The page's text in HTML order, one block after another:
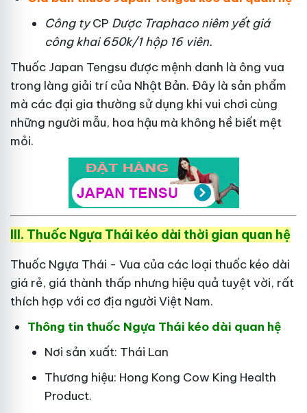
Công tyCP Dược Traphaconiêm yết giá
công khai 650k/1 hộp 16 viên.
Thuốc Japan Tengsu được mệnh danh là ông vua
trong làng giải trí của Nhật Bản. Đây là sản phẩm
mà các đại gia thường sử dụng khi vui chơi cùng
những người mẫu, hoa hậu mà không hề biết mệt
mỏi.
III. Thuốc Ngựa Thái kéo dài thời gian quan hệ
Thuốc Ngựa Thái - Vua của các loại thuốc kéo dài
giá rẻ, giá thành thấp nhưng hiệu quả tuyệt vời, rất
thích hợp với cơ địa người Việt Nam.
Thông tin thuốc Ngựa Thái kéo dài quan hệ
Nơi sản xuất: Thái Lan
Thương hiệu: Hong Kong Cow King Health
Product.